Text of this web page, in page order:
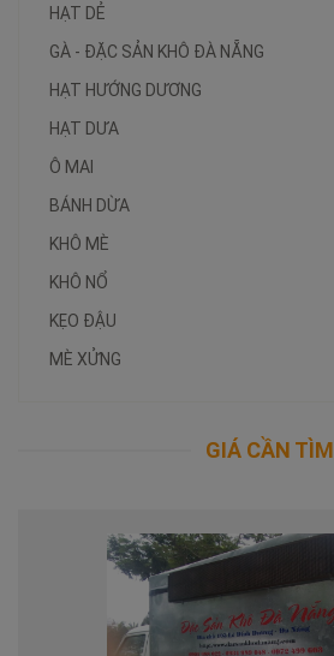
HẠT DẺ
GÀ - ĐẶC SẢN KHÔ ĐÀ NẴNG
HẠT HƯỚNG DƯƠNG
HẠT DƯA
Ô MAI
BÁNH DỪA
KHÔ MÈ
KHÔ NỔ
KẸO ĐẬU
MÈ XỬNG
GIÁ CẦN TÌM